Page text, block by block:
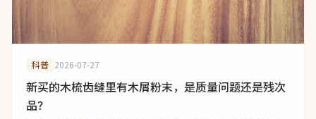
科普 2026-07-27
新买的木梳齿缝里有木屑粉末，是质量问题还是残次
品？